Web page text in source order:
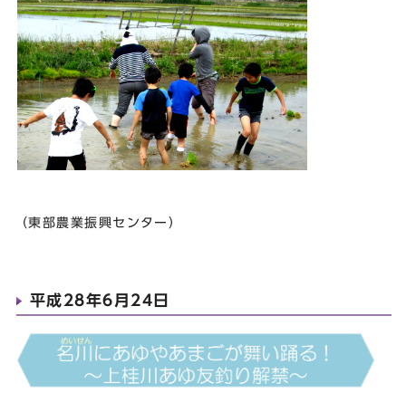
（東部農業振興センター）
平成28年6月24日